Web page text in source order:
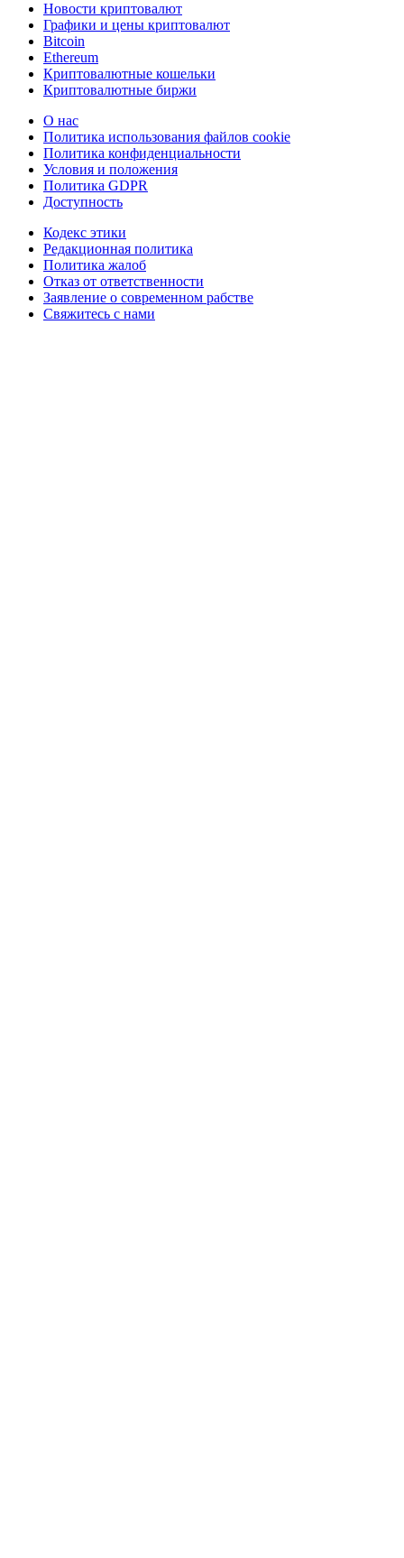
Новости криптовалют
Графики и цены криптовалют
Bitcoin
Ethereum
Криптовалютные кошельки
Криптовалютные биржи
О нас
Политика использования файлов cookie
Политика конфиденциальности
Условия и положения
Политика GDPR
Доступность
Кодекс этики
Редакционная политика
Политика жалоб
Отказ от ответственности
Заявление о современном рабстве
Свяжитесь с нами